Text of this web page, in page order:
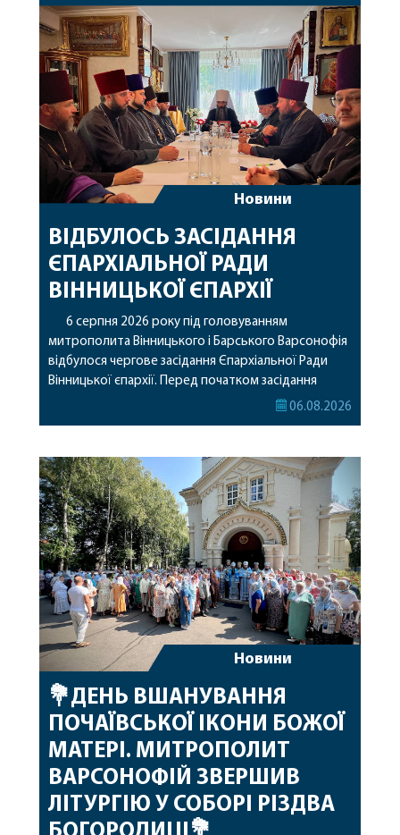
Новини
ВІДБУЛОСЬ ЗАСІДАННЯ
ЄПАРХІАЛЬНОЇ РАДИ
ВІННИЦЬКОЇ ЄПАРХІЇ
6 серпня 2026 року під головуванням
митрополита Вінницького і Барського Варсонофія
відбулося чергове засідання Єпархіальної Ради
Вінницької єпархії. Перед початком засідання
секретар Єпархіальної Ради від імені членів Ради
побажавши йому міцного здоров’я, Божої
допомоги, миру, духовної радості та
благословенних успіхів у подальшому
архіпастирському служінні. […]
06.08.2026
Новини
💐ДЕНЬ ВШАНУВАННЯ
ПОЧАЇВСЬКОЇ ІКОНИ БОЖОЇ
МАТЕРІ. МИТРОПОЛИТ
ВАРСОНОФІЙ ЗВЕРШИВ
ЛІТУРГІЮ У СОБОРІ РІЗДВА